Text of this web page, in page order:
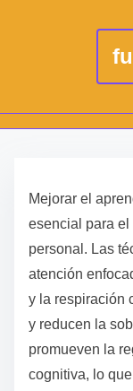
Mejorar el
esencial para
personal. Las
atención
y la respiración
y reducen la
promueven la
cognitiva, lo